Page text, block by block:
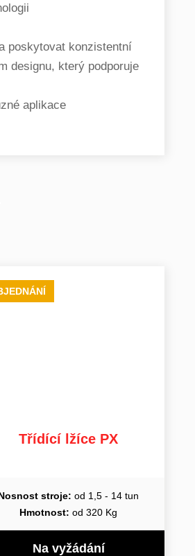
poskytovat konzistentní
designu, který podporuje
aplikace
Třídící lžíce PX
stroje: od 1,5 - 14 tun
Hmotnost: od 320 Kg
Na vyžádání